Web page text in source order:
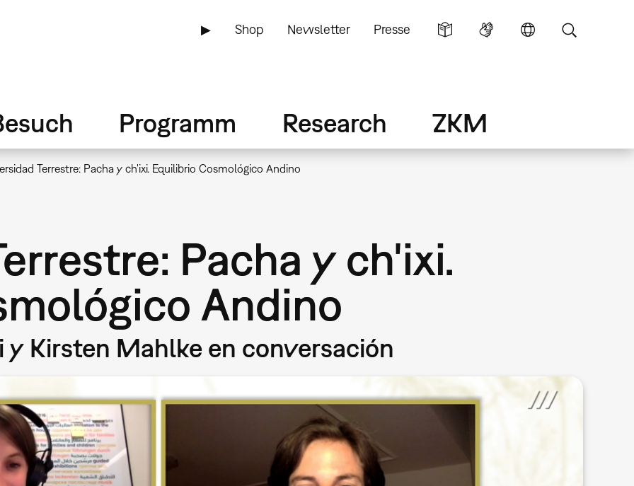
▶ Shop Newsletter Presse
Programm Research ZKM
Terrestre: Pacha y ch'ixi. Equilibrio Cosmológico Andino
Pacha y ch'ixi.
Andino
y Kirsten Mahlke en conversación